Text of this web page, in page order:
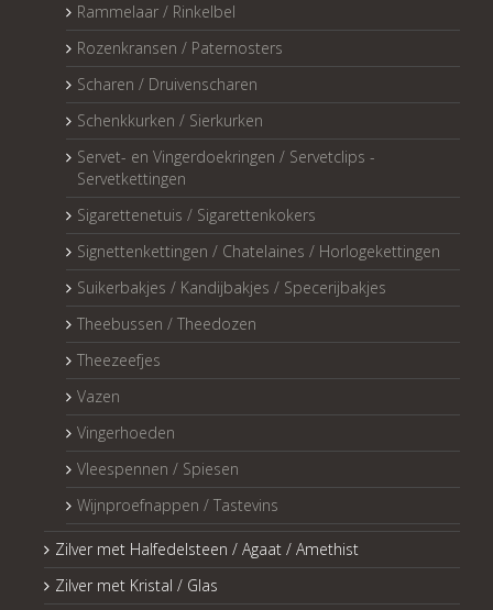
Rammelaar / Rinkelbel
Rozenkransen / Paternosters
Scharen / Druivenscharen
Schenkkurken / Sierkurken
Servet- en Vingerdoekringen / Servetclips -
Servetkettingen
Sigarettenetuis / Sigarettenkokers
Signettenkettingen / Chatelaines / Horlogekettingen
Suikerbakjes / Kandijbakjes / Specerijbakjes
Theebussen / Theedozen
Theezeefjes
Vazen
Vingerhoeden
Vleespennen / Spiesen
Wijnproefnappen / Tastevins
Zilver met Halfedelsteen / Agaat / Amethist
Zilver met Kristal / Glas